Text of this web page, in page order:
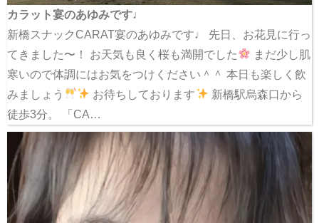
カラット宴のあゆみです♩
新橋スナックCARAT宴のあゆみです♩ 先日、お花見に行っ
てきました〜！ お天気も良く桜も満開でした
まだ少し肌
寒いので体調にはお気をつけください＾＾ 本日も楽しく飲
みましょう
お待ちしております
新橋駅烏森口から
徒歩3分。 「CA…